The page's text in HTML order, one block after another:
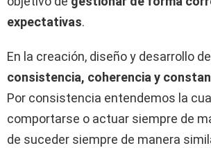
expectativas.
En la creación, diseño y desarrollo
consistencia, coherencia y
Por consistencia entendemos la
comportarse o actuar siempre de
de suceder siempre de manera